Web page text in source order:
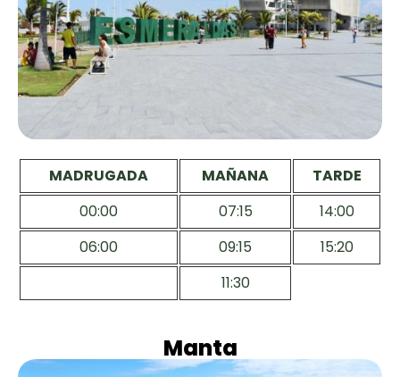
MADRUGADA MAÑANA
TARDE
00:00
07:15
14:00
06:00
09:15
15:20
11:30
Manta